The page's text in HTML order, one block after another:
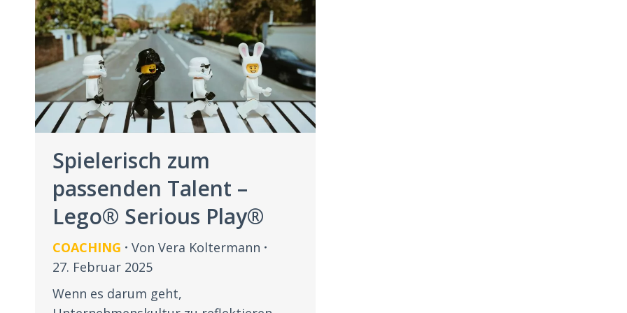
Spielerisch zum
passenden Talent –
Lego® Serious Play®
COACHING Von Vera Koltermann
27. Februar 2025
Wenn es darum geht,